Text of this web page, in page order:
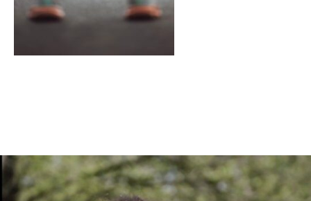
En tant qu'abonné, découvre des conten